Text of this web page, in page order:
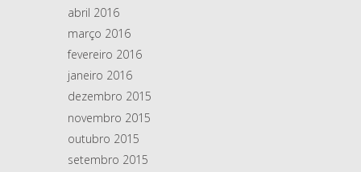
abril 2016
março 2016
fevereiro 2016
janeiro 2016
dezembro 2015
novembro 2015
outubro 2015
setembro 2015